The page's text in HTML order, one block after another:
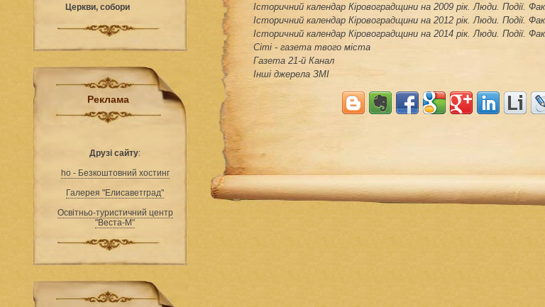
Церкви, собори
Реклама
Друзі сайту:
ho - Безкоштовний хостинг
Галерея "Елисаветград"
Освітньо-туристичний центр
"Веста-М"
Історичний календар Кіровоградщини на 2009 рік. Люди. Події.
Історичний календар Кіровоградщини на 2012 рік. Люди. Події.
Історичний календар Кіровоградщини на 2014 рік. Люди. Події.
Сіті - газета твого міста
Газета 21-й Канал
Інші джерела ЗМІ